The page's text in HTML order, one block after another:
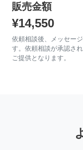
販売金額
¥14,550
依頼相談後、メッセー
す。依頼相談が承認さ
ご提供となります。